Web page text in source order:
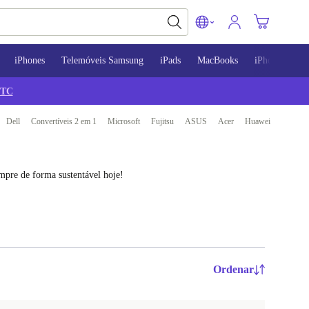
iPhones Telemóveis Samsung iPads MacBooks iPhone 13
TC
Dell Convertíveis 2 em 1 Microsoft Fujitsu ASUS Acer Huawei
de forma sustentável hoje!
Ordenar